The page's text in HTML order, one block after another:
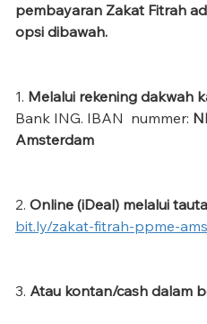
pembayaran Zakat Fitrah
opsi dibawah.
1. Melalui rekening dakwah
Bank ING. IBAN  nummer:
Amsterdam
2. Online (iDeal) melalui
bit.ly/zakat-fitrah-ppme-
3. Atau kontan/cash dalam